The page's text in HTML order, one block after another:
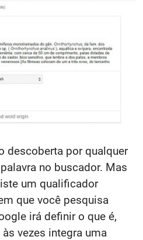
descoberta por qualquer
no buscador. Mas
um qualificador
que você pesquisa
irá definir o que é,
vezes integra uma